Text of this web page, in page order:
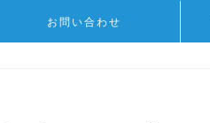
お問い合わせ